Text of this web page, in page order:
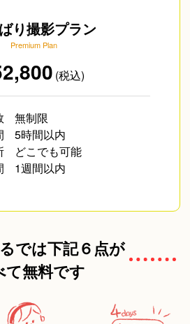
り撮影プラン
Premium Plan
(税込)
無制限
5時間以内
どこでも可能
1週間以内
では下記６点が
て無料です